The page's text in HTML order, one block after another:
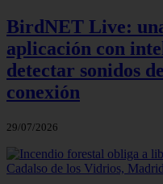
BirdNET Live:
aplicación con
detectar sonidos
conexión
29/07/2026